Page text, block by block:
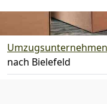
nach Bielefeld